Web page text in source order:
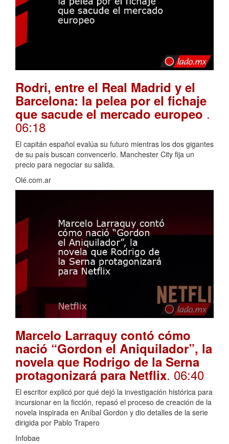
Rodri, entre el Real Madrid y el
Barcelona: la pelea por el fichaje
que sacude el mercado europeo .
06:18
El capitán español evalúa su futuro mientras los dos gigantes
de su país buscan convencerlo. Manchester City fija un
precio para negociar su salida.
Olé.com.ar
Marcelo Larraquy contó cómo
nació “Gordon el Aniquilador”, la
novela que Rodrigo de la Serna
protagonizará para Netflix. 06:40
El escritor explicó por qué dejó la investigación histórica para
incursionar en la ficción, repasó el proceso de creación de la
novela inspirada en Aníbal Gordon y dio detalles de la serie
dirigida por Pablo Trapero
Infobae